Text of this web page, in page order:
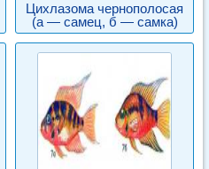
Цихлазома чернополосая
(а — самец, б — самка)